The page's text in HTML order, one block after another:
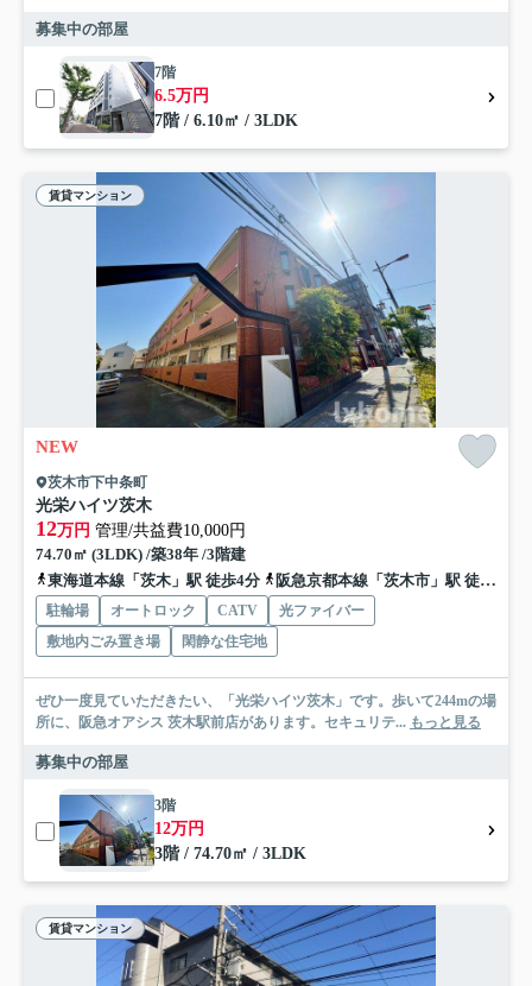
募集中の部屋
7階
6.5万円
7階 / 6.10㎡ / 3LDK
賃貸マンション
NEW
茨木市下中条町
光栄ハイツ茨木
12万円 管理/共益費10,000円
74.70㎡ (3LDK) /築38年 /3階建
東海道本線「茨木」駅 徒歩4分
阪急京都本線「茨木市」駅 徒歩15分
駐輪場 オートロック CATV
光ファイバー
敷地内ごみ置き場
閑静な住宅地
ぜひ一度見ていただきたい、「光栄ハイツ茨木」です。歩いて244mの場
所に、阪急オアシス 茨木駅前店があります。セキュリテ... もっと見る
募集中の部屋
3階
12万円
3階 / 74.70㎡ / 3LDK
賃貸マンション